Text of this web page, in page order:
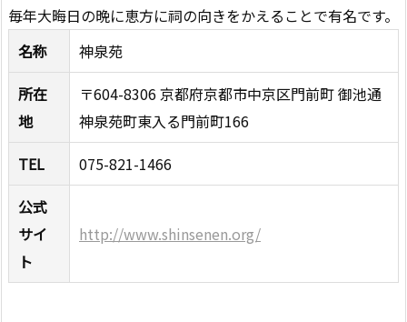
毎年大晦日の晩に恵方に祠の向きをかえることで有名です。
名称
神泉苑
所在
地
〒604-8306 京都府京都市中京区門前町 御池通
神泉苑町東入る門前町166
TEL
075-821-1466
公式
サイ
ト
http://www.shinsenen.org/